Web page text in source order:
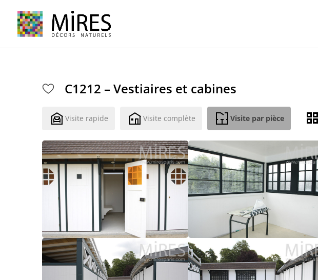
C1212 – Vestiaires et cabines
Visite rapide Visite complète Visite par pièce